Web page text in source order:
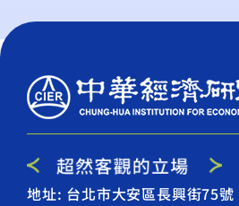
地址: 台北市大安區長興街75號